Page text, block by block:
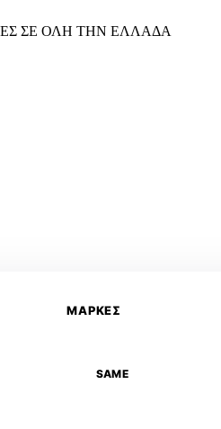
ΣΕ ΟΛΗ ΤΗΝ ΕΛΛΑΔΑ
ΜΑΡΚΕΣ
SAME